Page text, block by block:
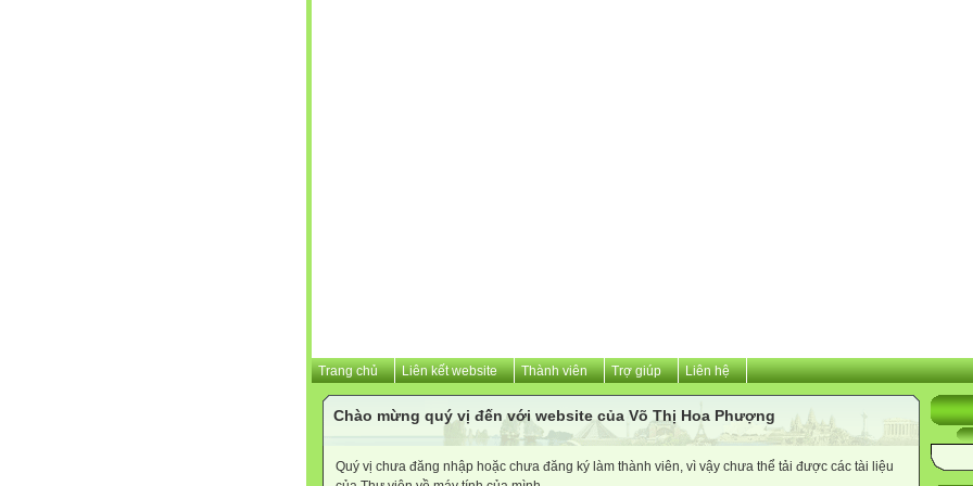
Trang chủ Liên kết website Thành viên Trợ giúp Liên hệ
Chào mừng quý vị đến với website của Võ Thị Hoa Phượng
Quý vị chưa đăng nhập hoặc chưa đăng ký làm thành viên, vì vậy chưa thể tải được các tài liệu